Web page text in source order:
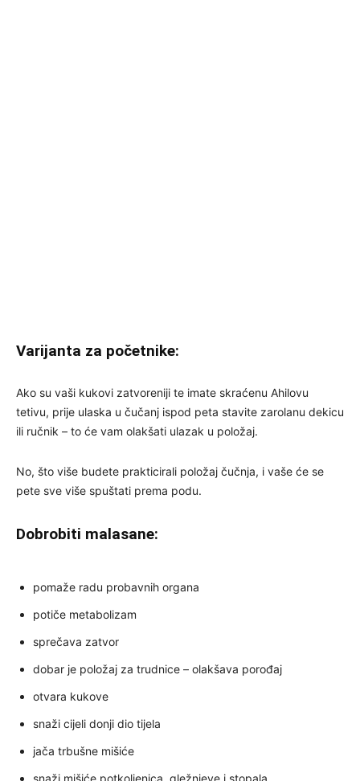
Varijanta za početnike:
Ako su vaši kukovi zatvoreniji te imate skraćenu Ahilovu
tetivu, prije ulaska u čučanj ispod peta stavite zarolanu dekicu
ili ručnik – to će vam olakšati ulazak u položaj.
No, što više budete prakticirali položaj čučnja, i vaše će se
pete sve više spuštati prema podu.
Dobrobiti malasane:
pomaže radu probavnih organa
potiče metabolizam
sprečava zatvor
dobar je položaj za trudnice – olakšava porođaj
otvara kukove
snaži cijeli donji dio tijela
jača trbušne mišiće